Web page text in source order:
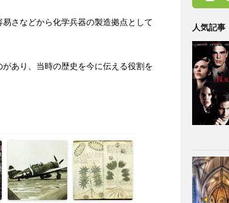
さなどから化学兵器の製造拠点として
あり、当時の歴史を今に伝える役割を
人気記事